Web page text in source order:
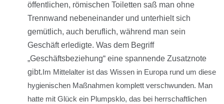
öffentlichen, römischen Toiletten saß man ohne
Trennwand nebeneinander und unterhielt sich
gemütlich, auch beruflich, während man sein
Geschäft erledigte. Was dem Begriff
„Geschäftsbeziehung“ eine spannende Zusatznote
gibt.Im Mittelalter ist das Wissen in Europa rund um diese
hygienischen Maßnahmen komplett verschwunden. Man
hatte mit Glück ein Plumpsklo, das bei herrschaftlichen